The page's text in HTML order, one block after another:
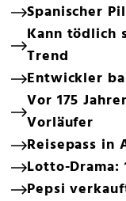
Spanischer
Kann tödlich
Trend
Entwickler
Vor 175
Vorläufer
Reisepass in
Lotto-
Pepsi